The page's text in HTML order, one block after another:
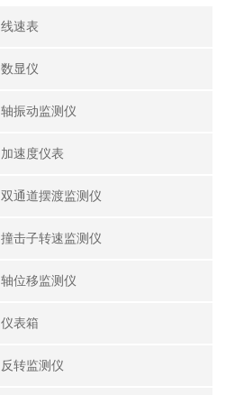
线速表
数显仪
轴振动监测仪
加速度仪表
双通道摆渡监测仪
撞击子转速监测仪
轴位移监测仪
仪表箱
反转监测仪